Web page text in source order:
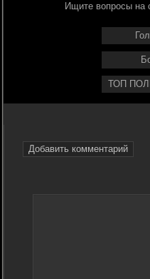
Ищите вопросы на
ТОП
Добавить комментарий